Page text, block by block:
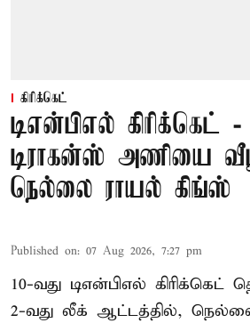
கிரிக்கெட்
டிஎன்பிஎல் கிரிக்கெட்
டிராகன்ஸ் அணியை
நெல்லை ராயல் கிங்ஸ்
Published on: 07 Aug 2026, 7:27 pm
10-வது டிஎன்பிஎல்
2-வது லீக் ஆட்டத்தில்,